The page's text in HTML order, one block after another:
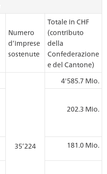
Numero
d’imprese
sostenute
Totale in CHF
(contributo
della
Confederazione
e del Cantone)
35’224
4'585.7 Mio.
202.3 Mio.
181.0 Mio.